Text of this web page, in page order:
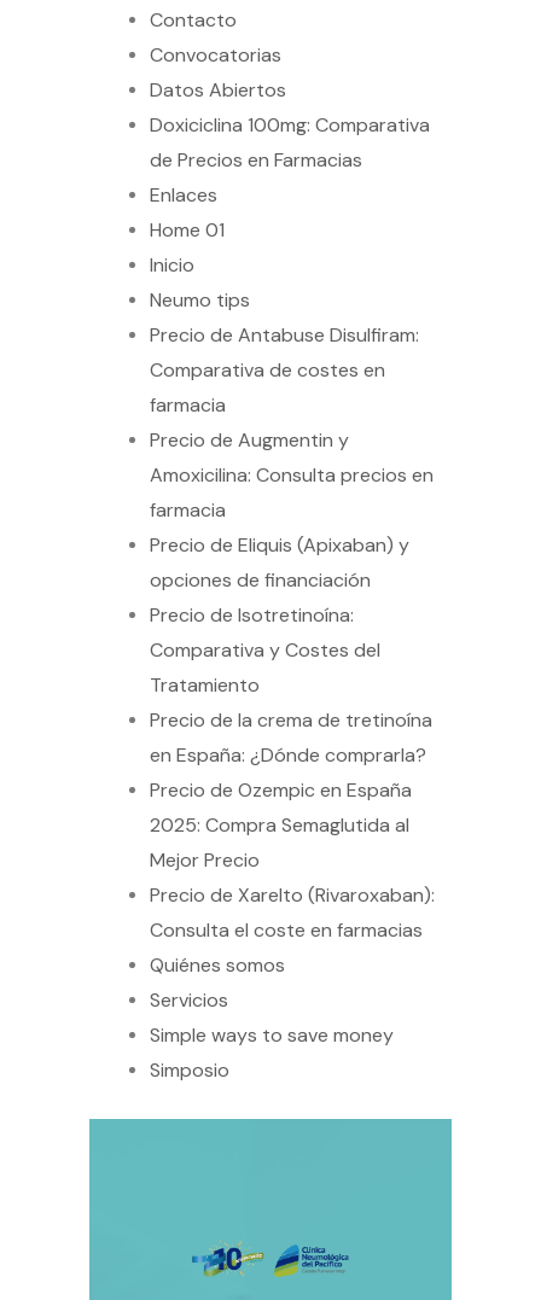
Contacto
Convocatorias
Datos Abiertos
Doxiciclina 100mg: Comparativa
de Precios en Farmacias
Enlaces
Home 01
Inicio
Neumo tips
Precio de Antabuse Disulfiram:
Comparativa de costes en
farmacia
Precio de Augmentin y
Amoxicilina: Consulta precios en
farmacia
Precio de Eliquis (Apixaban) y
opciones de financiación
Precio de Isotretinoína:
Comparativa y Costes del
Tratamiento
Precio de la crema de tretinoína
en España: ¿Dónde comprarla?
Precio de Ozempic en España
2025: Compra Semaglutida al
Mejor Precio
Precio de Xarelto (Rivaroxaban):
Consulta el coste en farmacias
Quiénes somos
Servicios
Simple ways to save money
Simposio